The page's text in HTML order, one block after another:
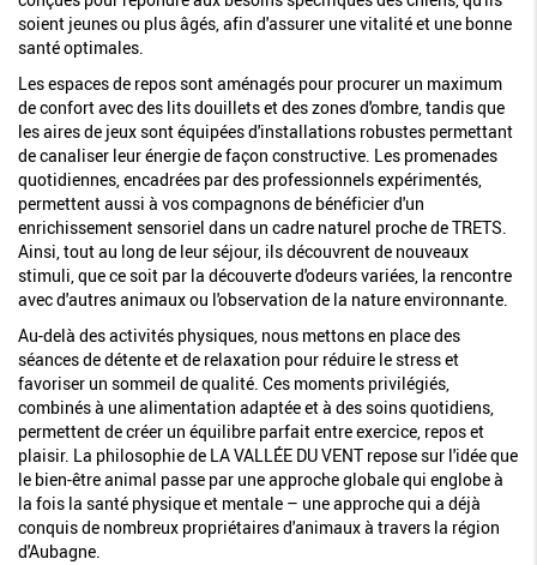
soient jeunes ou plus âgés, afin d'assurer une vitalité et une bonne
santé optimales.
Les espaces de repos sont aménagés pour procurer un maximum
de confort avec des lits douillets et des zones d'ombre, tandis que
les aires de jeux sont équipées d'installations robustes permettant
de canaliser leur énergie de façon constructive. Les promenades
quotidiennes, encadrées par des professionnels expérimentés,
permettent aussi à vos compagnons de bénéficier d'un
enrichissement sensoriel dans un cadre naturel proche de TRETS.
Ainsi, tout au long de leur séjour, ils découvrent de nouveaux
stimuli, que ce soit par la découverte d'odeurs variées, la rencontre
avec d'autres animaux ou l'observation de la nature environnante.
Au-delà des activités physiques, nous mettons en place des
séances de détente et de relaxation pour réduire le stress et
favoriser un sommeil de qualité. Ces moments privilégiés,
combinés à une alimentation adaptée et à des soins quotidiens,
permettent de créer un équilibre parfait entre exercice, repos et
plaisir. La philosophie de LA VALLÉE DU VENT repose sur l'idée que
le bien-être animal passe par une approche globale qui englobe à
la fois la santé physique et mentale – une approche qui a déjà
conquis de nombreux propriétaires d'animaux à travers la région
d'Aubagne.